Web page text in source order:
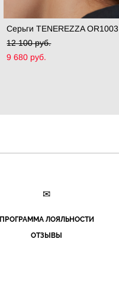
Серьги TENEREZZA OR1003
12 100 pуб.
9 680 pуб.
✉
ПРОГРАММА ЛОЯЛЬНОСТИ
ОТЗЫВЫ